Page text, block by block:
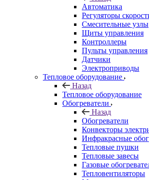
Автоматика
Регуляторы
Смесительные узлы
Щиты управления
Контроллеры
Пульты управления
Датчики
Электроприводы
Тепловое оборудование
Назад
Тепловое оборудование
Обогреватели
Назад
Обогреватели
Конвекторы
Инфракрасные
Тепловые пушки
Тепловые завесы
Газовые
Тепловентиляторы